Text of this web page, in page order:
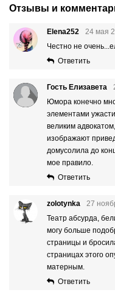
Отзывы и
Elena252
24 мая
Честно не
Ответить
Гость Елизавета
Юмора конечно
элементами
великим
изображают
домусолила до
мое правило.
Ответить
zolotynka
27
Театр абсурда,
могу больше
страницы и
страницах этого
матерным.
Ответить